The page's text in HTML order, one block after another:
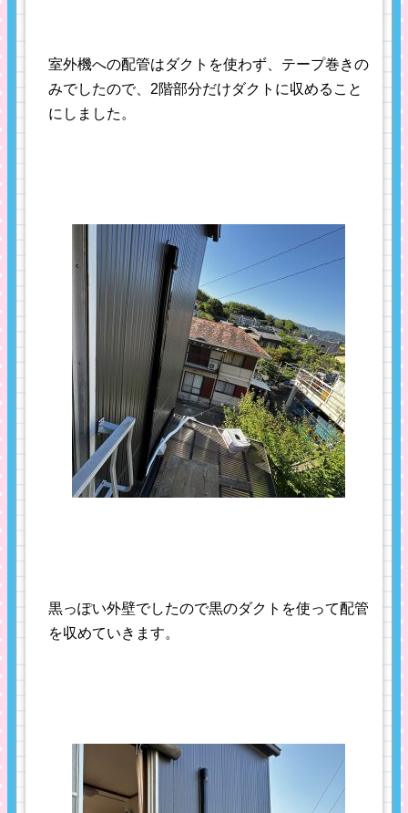
室外機への配管はダクトを使わず、テープ巻きの
みでしたので、2階部分だけダクトに収めること
にしました。
黒っぽい外壁でしたので黒のダクトを使って配管
を収めていきます。